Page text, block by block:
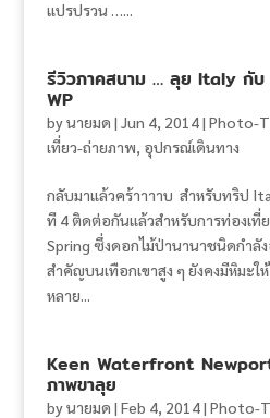
แปรปรวน …...
รีวิวภาคสนาม … ลุย Italy กับ
WP
byนายมด | Jun 4, 2014| Photo-
เที่ยว-ถ่ายภาพ, อุปกรณ์เดินทาง
กลับมาแล้วคร้าาาาบ สำหรับทริป
ที 4 ติดต่อกันแล้วสำหรับการท่องเที่
Spring ซึ่งดอกไม้ป่านานาชนิดกำ
สำคัญบนเทือกเขาสูง ๆ ยังคงมีหิมะ
หลาย...
Keen Waterfront Newport
ภาพขาลุย
byนายมด | Feb 4, 2014| Photo-